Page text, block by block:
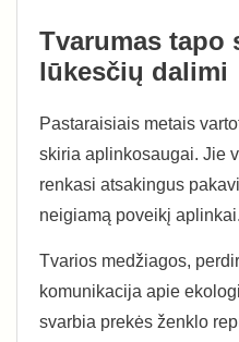
Tvarumas tapo
lūkesčių dalimi
Pastaraisiais metais
skiria aplinkosaugai. Jie
renkasi atsakingus
neigiamą poveikį aplinkai.
Tvarios medžiagos,
komunikacija apie
svarbia prekės ženklo